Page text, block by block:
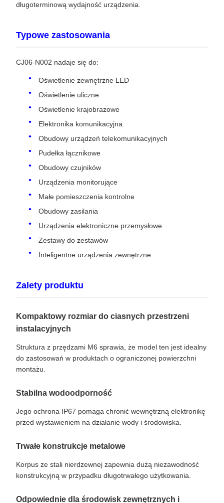
długoterminową wydajność urządzenia.
Typowe zastosowania
CJ06-N002 nadaje się do:
Oświetlenie zewnętrzne LED
Oświetlenie uliczne
Oświetlenie krajobrazowe
Elektronika komunikacyjna
Obudowy urządzeń telekomunikacyjnych
Pudełka łącznikowe
Obudowy czujników
Urządzenia monitorujące
Małe pomieszczenia kontrolne
Obudowy zasilania
Urządzenia elektroniczne przemysłowe
Zestawy do zestawów
Inteligentne urządzenia zewnętrzne
Zalety produktu
Kompaktowy rozmiar do ciasnych przestrzeni
instalacyjnych
Struktura z przędzami M6 sprawia, że model ten jest idealny
do zastosowań w produktach o ograniczonej powierzchni
montażu.
Stabilna wodoodporność
Jego ochrona IP67 pomaga chronić wewnętrzną elektronikę
przed wystawieniem na działanie wody i środowiska.
Trwałe konstrukcje metalowe
Korpus ze stali nierdzewnej zapewnia dużą niezawodność
konstrukcyjną w przypadku długotrwałego użytkowania.
Odpowiednie dla środowisk zewnętrznych i